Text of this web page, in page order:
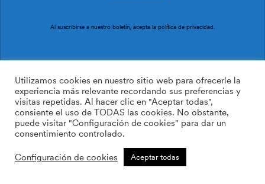
Ref. M4125-3
113.64$ /m2
Al suscribirse a nuestro boletín, acepta la política de privacidad
Utilizamos cookies en nuestro sitio web para ofrecerle la
experiencia más relevante recordando sus preferencias y
visitas repetidas. Al hacer clic en "Aceptar todas",
consiente el uso de TODAS las cookies. No obstante,
puede visitar "Configuración de cookies" para dar un
consentimiento controlado.
Configuración de cookies Aceptar todas